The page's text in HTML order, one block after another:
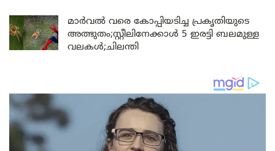
മാർവൽ വരെ കോപ്പിയടിച്ച പ്രകൃതിയുടെ
അത്ഭുതം;സ്റ്റീലിനേക്കാൾ 5 ഇരട്ടി ബലമുള്ള
വലകൾ;ചിലന്തി